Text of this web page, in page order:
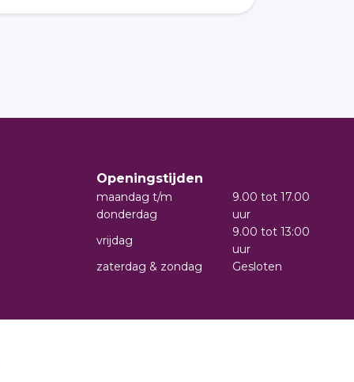
Openingstijden
maandag t/m
donderdag
9.00 tot 17.00
uur
vrijdag
9.00 tot 13:00
uur
zaterdag & zondag
Gesloten